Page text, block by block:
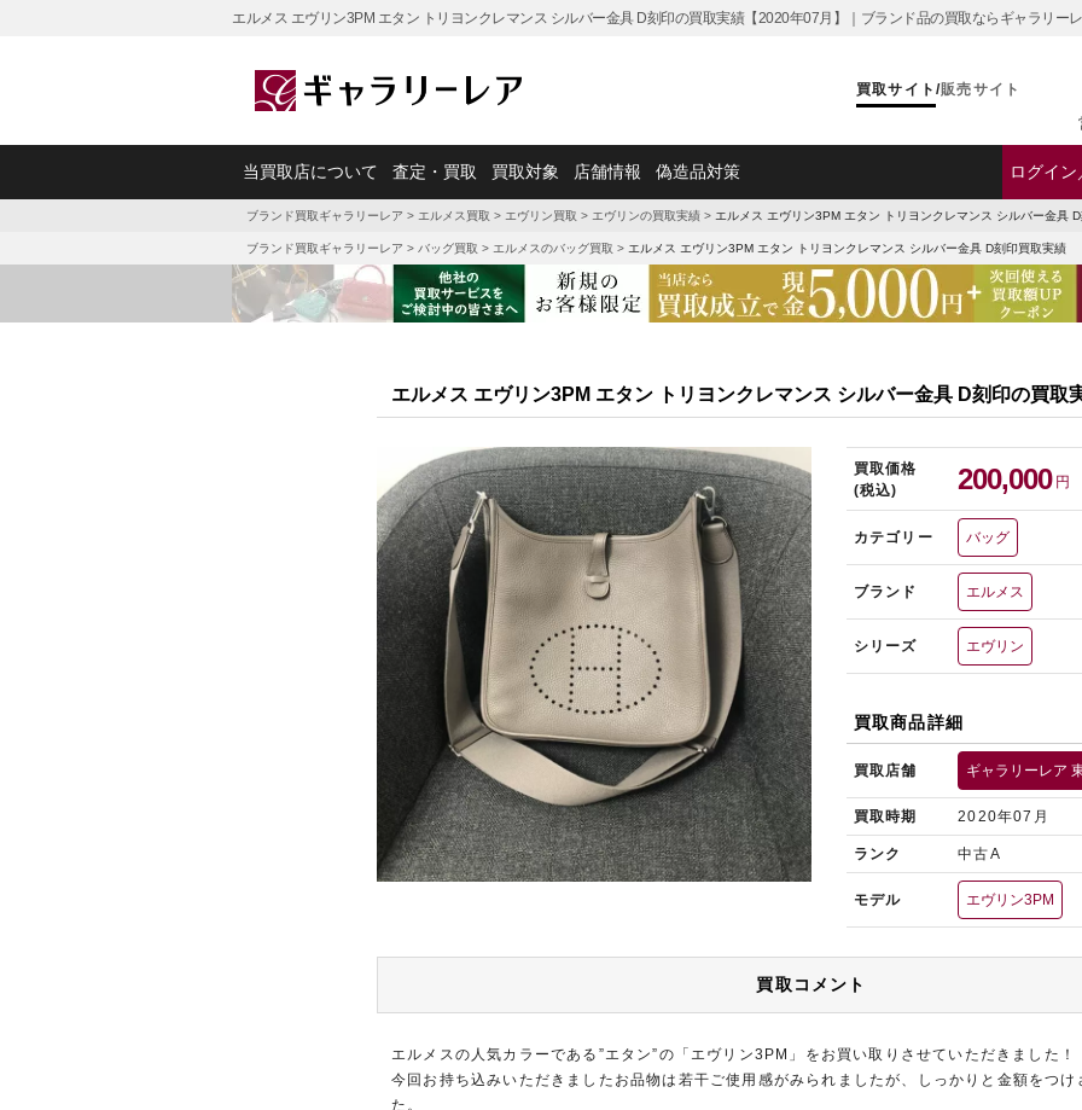
エルメス エヴリン3PM エタン トリヨンクレマンス シルバー金具 D刻印の買取実績【2020年07月】｜ブランド品の買取ならギャラリー
買取サイト /販売サイト
当買取店について 査定・買取 買取対象 店舗情報 偽造品対策 ログイ
ブランド買取ギャラリーレア > エルメス買取 > エヴリン買取 > エヴリンの買取実績 > エルメス エヴリン3PM エタン トリヨンクレマンス シルバー金具
ブランド買取ギャラリーレア > バッグ買取 > エルメスのバッグ買取 > エルメス エヴリン3PM エタン トリヨンクレマンス シルバー金具 D刻印買取実績
エルメス エヴリン3PM エタン トリヨンクレマンス シルバー金具 D刻印の買取
買取価格
(税込)
200,000 円
カテゴリー バッグ
ブランド エルメス
シリーズ エヴリン
買取商品詳細
買取店舗 ギャラリーレア
買取時期 2020年07月
ランク 中古A
モデル エヴリン3PM
買取コメント
エルメスの人気カラーである”エタン”の「エヴリン3PM」をお買い取りさせていただきました！
今回お持ち込みいただきましたお品物は若干ご使用感がみられましたが、しっかりと金額をつけ
た。